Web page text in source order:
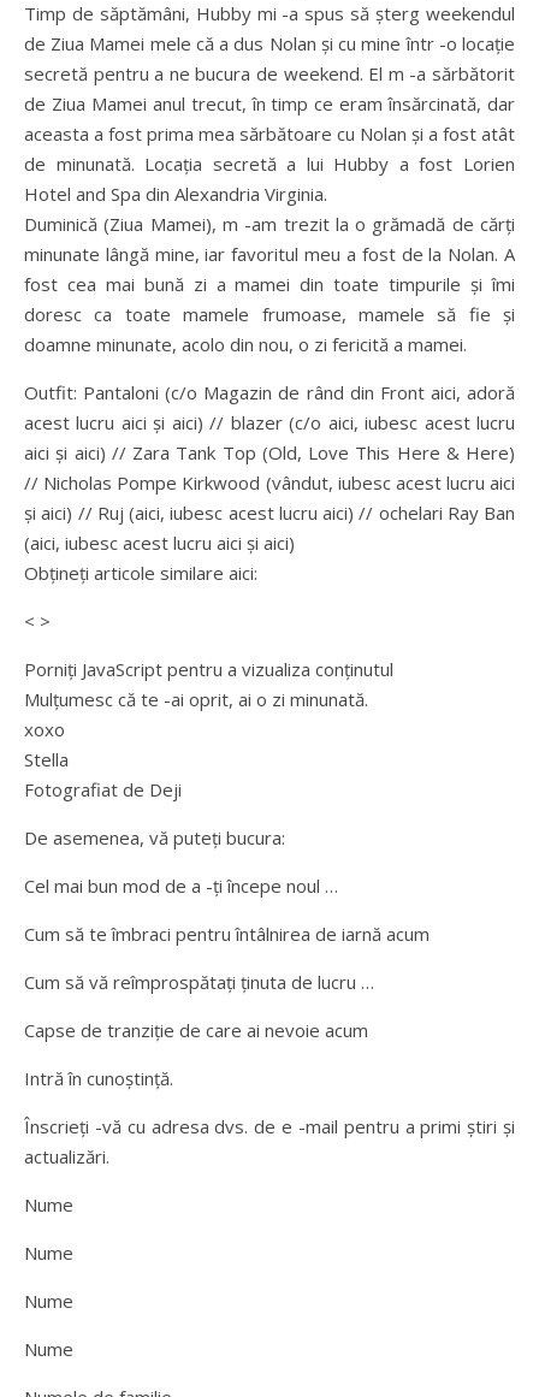
Timp de săptămâni, Hubby mi -a spus să șterg weekendul
de Ziua Mamei mele că a dus Nolan și cu mine într -o locație
secretă pentru a ne bucura de weekend. El m -a sărbătorit
de Ziua Mamei anul trecut, în timp ce eram însărcinată, dar
aceasta a fost prima mea sărbătoare cu Nolan și a fost atât
de minunată. Locația secretă a lui Hubby a fost Lorien
Hotel and Spa din Alexandria Virginia.
Duminică (Ziua Mamei), m -am trezit la o grămadă de cărți
minunate lângă mine, iar favoritul meu a fost de la Nolan. A
fost cea mai bună zi a mamei din toate timpurile și îmi
doresc ca toate mamele frumoase, mamele să fie și
doamne minunate, acolo din nou, o zi fericită a mamei.
Outfit: Pantaloni (c/o Magazin de rând din Front aici, adoră
acest lucru aici și aici) // blazer (c/o aici, iubesc acest lucru
aici și aici) // Zara Tank Top (Old, Love This Here & Here)
// Nicholas Pompe Kirkwood (vândut, iubesc acest lucru aici
și aici) // Ruj (aici, iubesc acest lucru aici) // ochelari Ray Ban
(aici, iubesc acest lucru aici și aici)
Obțineți articole similare aici:
< >
Porniți JavaScript pentru a vizualiza conținutul
Mulțumesc că te -ai oprit, ai o zi minunată.
xoxo
Stella
Fotografiat de Deji
De asemenea, vă puteți bucura:
Cel mai bun mod de a -ți începe noul …
Cum să te îmbraci pentru întâlnirea de iarnă acum
Cum să vă reîmprospătați ținuta de lucru …
Capse de tranziție de care ai nevoie acum
Intră în cunoștință.
Înscrieți -vă cu adresa dvs. de e -mail pentru a primi știri și
actualizări.
Nume
Nume
Nume
Nume